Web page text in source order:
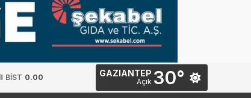
BİST 0.00 GAZIANTEP
Açık 30°